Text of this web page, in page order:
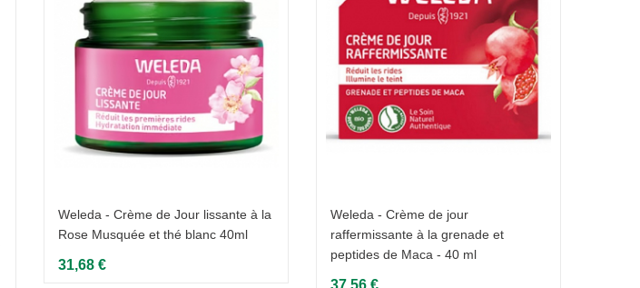
Weleda - Crème de Jour lissante à la
Rose Musquée et thé blanc 40ml
31,68 €
Weleda - Crème de jour
raffermissante à la grenade et
peptides de Maca - 40 ml
37,56 €